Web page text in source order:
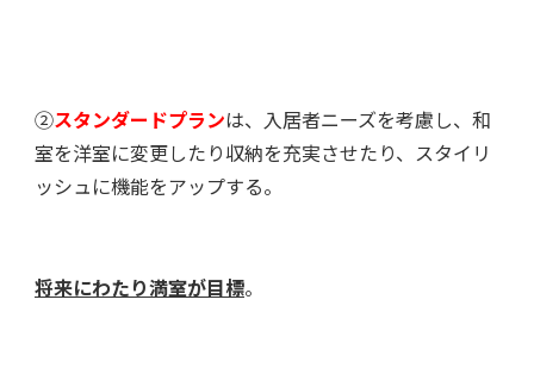
②スタンダードプランは、入居者ニーズを考慮し、和
室を洋室に変更したり収納を充実させたり、スタイリ
ッシュに機能をアップする。
将来にわたり満室が目標。